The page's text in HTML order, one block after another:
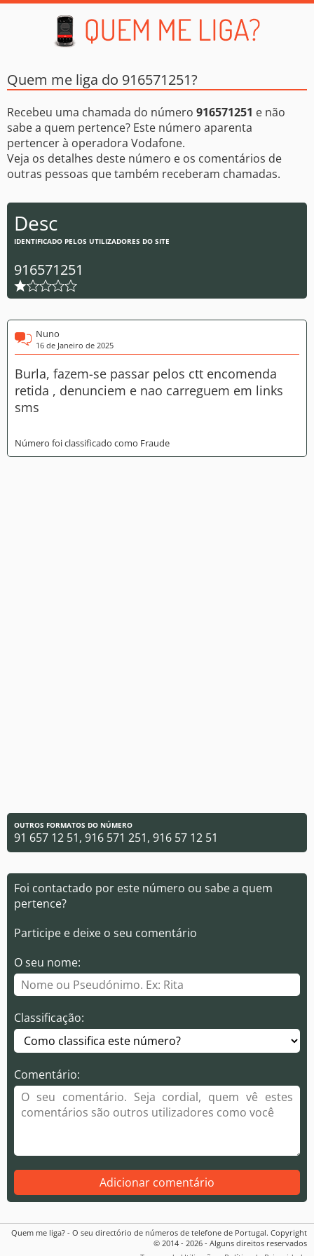
Quem me liga do 916571251?
Recebeu uma chamada do número 916571251 e não
sabe a quem pertence? Este número aparenta
pertencer à operadora Vodafone.
Veja os detalhes deste número e os comentários de
outras pessoas que também receberam chamadas.
Desc
IDENTIFICADO PELOS UTILIZADORES DO SITE
916571251
Nuno
16 de Janeiro de 2025
Burla, fazem-se passar pelos ctt encomenda
retida , denunciem e nao carreguem em links
sms
Número foi classificado como Fraude
OUTROS FORMATOS DO NÚMERO
91 657 12 51, 916 571 251, 916 57 12 51
Foi contactado por este número ou sabe a quem
pertence?
Participe e deixe o seu comentário
O seu nome:
Classificação:
Comentário:
Adicionar comentário
Quem me liga? - O seu directório de números de telefone de Portugal. Copyright
© 2014 - 2026 - Alguns direitos reservados